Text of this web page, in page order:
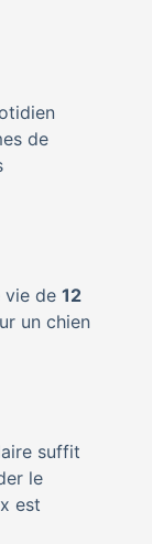
de
vie de 12
un chien
suffit
le
est